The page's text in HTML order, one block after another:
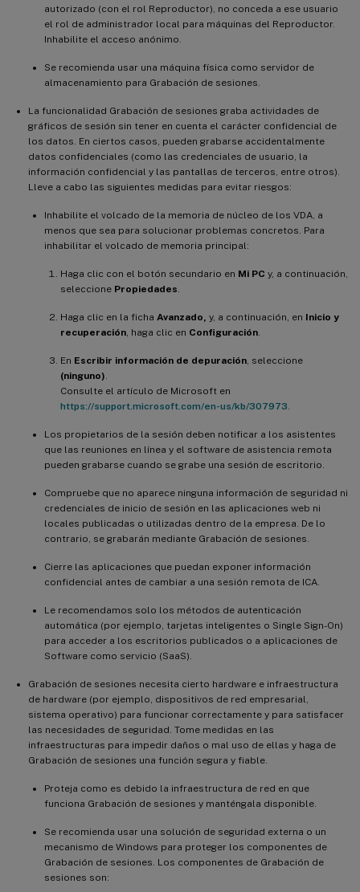
autorizado (con el rol Reproductor), no conceda a ese usuario
el rol de administrador local para máquinas del Reproductor.
Inhabilite el acceso anónimo.
Se recomienda usar una máquina física como servidor de
almacenamiento para Grabación de sesiones.
La funcionalidad Grabación de sesiones graba actividades de
gráficos de sesión sin tener en cuenta el carácter confidencial de
los datos. En ciertos casos, pueden grabarse accidentalmente
datos confidenciales (como las credenciales de usuario, la
información confidencial y las pantallas de terceros, entre otros).
Lleve a cabo las siguientes medidas para evitar riesgos:
Inhabilite el volcado de la memoria de núcleo de los VDA, a
menos que sea para solucionar problemas concretos. Para
inhabilitar el volcado de memoria principal:
Haga clic con el botón secundario en Mi PC y, a continuación,
seleccione Propiedades
Haga clic en la ficha Avanzado, y, a continuación, en Inicio y
recuperación , haga clic en Configuración
En Escribir información de depuración , seleccione
(ninguno)
Consulte el artículo de Microsoft en
https://support.microsoft.com/en-us/kb/307973
Los propietarios de la sesión deben notificar a los asistentes
que las reuniones en línea y el software de asistencia remota
pueden grabarse cuando se grabe una sesión de escritorio.
Compruebe que no aparece ninguna información de seguridad ni
credenciales de inicio de sesión en las aplicaciones web ni
locales publicadas o utilizadas dentro de la empresa. De lo
contrario, se grabarán mediante Grabación de sesiones.
Cierre las aplicaciones que puedan exponer información
confidencial antes de cambiar a una sesión remota de ICA.
Le recomendamos solo los métodos de autenticación
automática (por ejemplo, tarjetas inteligentes o Single Sign-On)
para acceder a los escritorios publicados o a aplicaciones de
Software como servicio (SaaS).
Grabación de sesiones necesita cierto hardware e infraestructura
de hardware (por ejemplo, dispositivos de red empresarial,
sistema operativo) para funcionar correctamente y para satisfacer
las necesidades de seguridad. Tome medidas en las
infraestructuras para impedir daños o mal uso de ellas y haga de
Grabación de sesiones una función segura y fiable.
Proteja como es debido la infraestructura de red en que
funciona Grabación de sesiones y manténgala disponible.
Se recomienda usar una solución de seguridad externa o un
mecanismo de Windows para proteger los componentes de
Grabación de sesiones. Los componentes de Grabación de
sesiones son: